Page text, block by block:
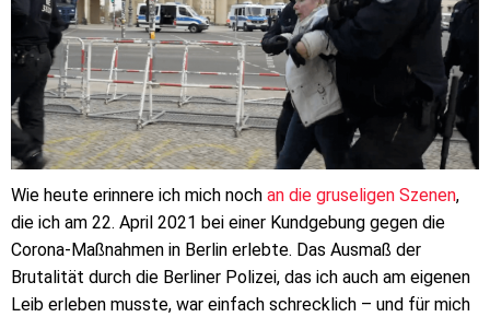
Wie heute erinnere ich mich noch an die gruseligen Szenen,
die ich am 22. April 2021 bei einer Kundgebung gegen die
Corona-Maßnahmen in Berlin erlebte. Das Ausmaß der
Brutalität durch die Berliner Polizei, das ich auch am eigenen
Leib erleben musste, war einfach schrecklich – und für mich